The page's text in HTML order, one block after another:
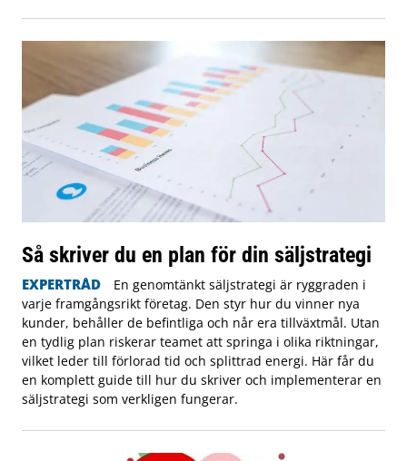
Så skriver du en plan för din säljstrategi
EXPERTRÅD
En genomtänkt säljstrategi är ryggraden i
varje framgångsrikt företag. Den styr hur du vinner nya
kunder, behåller de befintliga och når era tillväxtmål. Utan
en tydlig plan riskerar teamet att springa i olika riktningar,
vilket leder till förlorad tid och splittrad energi. Här får du
en komplett guide till hur du skriver och implementerar en
säljstrategi som verkligen fungerar.